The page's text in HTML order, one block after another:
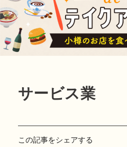
サービス業
この記事をシェアする